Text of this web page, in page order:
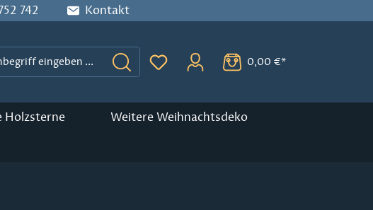
742 Kontakt
Du hast 0 Produkte auf dem
0,00 €*
Holzsterne Weitere Weihnachtsdeko